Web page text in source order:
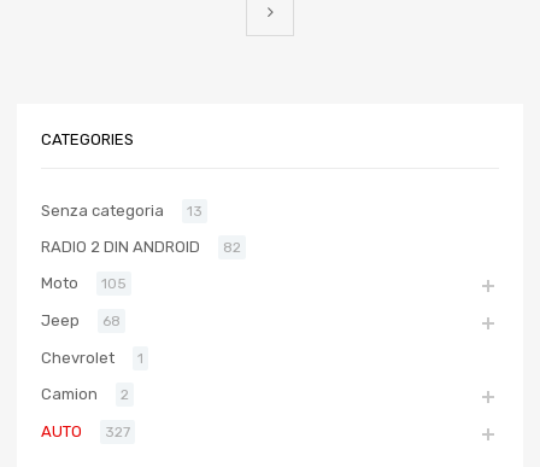
CATEGORIES
Senza categoria 13
RADIO 2 DIN ANDROID 82
Moto 105
Jeep 68
Chevrolet 1
Camion 2
AUTO 327